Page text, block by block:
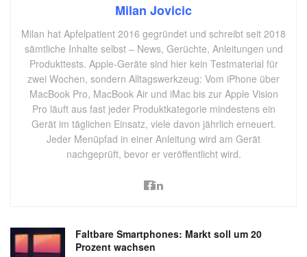
Milan Jovicic
Milan hat Apfelpatient 2016 gegründet und schreibt seit 2018
sämtliche Inhalte selbst – News, Gerüchte, Anleitungen und
Produkttests. Apple-Geräte sind hier kein Testmaterial für
zwei Wochen, sondern Alltagswerkzeug: Vom iPhone über
MacBook Pro, MacBook Air und iMac bis zur Apple Vision
Pro läuft aus fast jeder Produktkategorie mindestens ein
Gerät im täglichen Einsatz, viele davon jährlich erneuert.
Jeder Menüpfad in einer Anleitung wird am Gerät
nachgeprüft, bevor er veröffentlicht wird.
Faltbare Smartphones: Markt soll um 20
Prozent wachsen